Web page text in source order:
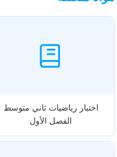
اختبار رياضيات ثاني متوسط
الفصل الأول